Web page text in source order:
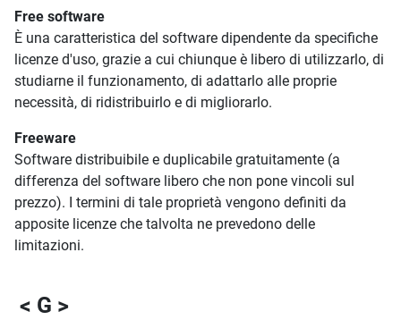
Free software
È una caratteristica del software dipendente da specifiche
licenze d'uso, grazie a cui chiunque è libero di utilizzarlo, di
studiarne il funzionamento, di adattarlo alle proprie
necessità, di ridistribuirlo e di migliorarlo.
Freeware
Software distribuibile e duplicabile gratuitamente (a
differenza del software libero che non pone vincoli sul
prezzo). I termini di tale proprietà vengono definiti da
apposite licenze che talvolta ne prevedono delle
limitazioni.
< G >